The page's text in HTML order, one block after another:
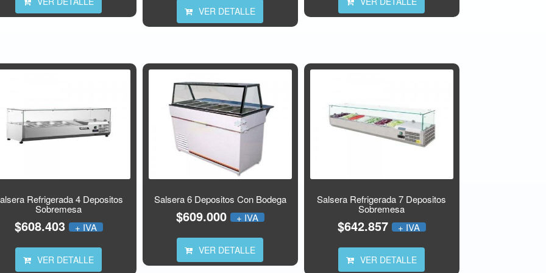
VER DETALLE
Refrigerada 4 Depositos
Sobremesa
$608.403 + IVA
VER DETALLE
Salsera 6 Depositos Con Bodega
$609.000 + IVA
VER DETALLE
Salsera Refrigerada 7 Depositos
Sobremesa
$642.857 + IVA
VER DETALLE